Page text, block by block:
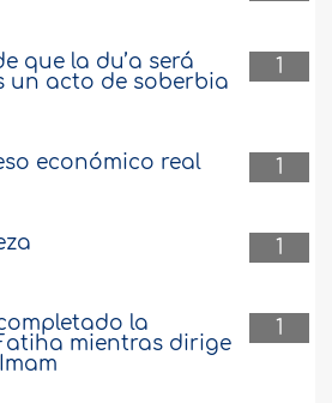
1
que la du’a será
un acto de soberbia
1
económico real
1
1
la
mientras dirige